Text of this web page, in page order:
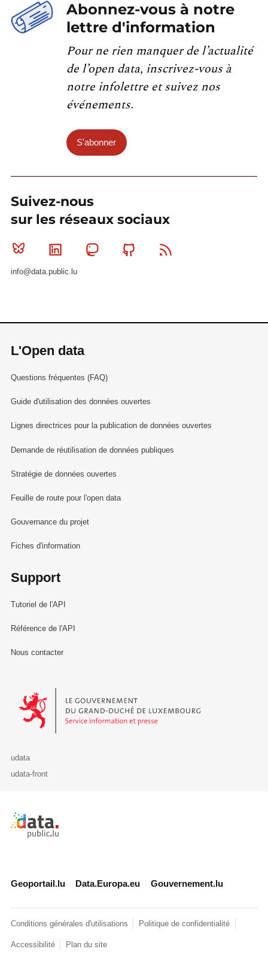
Abonnez-vous à notre
lettre d'information
Pour ne rien manquer de l’actualité
de l’open data, inscrivez-vous à
notre infolettre et suivez nos
événements.
S'abonner
Suivez-nous
sur les réseaux sociaux
Bluesky Linkedin MastodonGithub
info@data.public.lu
L'Open data
Questions fréquentes (FAQ)
Guide d'utilisation des données ouvertes
Lignes directrices pour la publication de données ouvertes
Demande de réutilisation de données publiques
Stratégie de données ouvertes
Feuille de route pour l'open data
Gouvernance du projet
Fiches d'information
Support
Tutoriel de l'API
Référence de l'API
Nous contacter
Le Gouvernement du Grand-Duché de Luxembourg - Service
udata
udata-front
Retour à l'accueil de data.public.lu
Geoportail.lu Data.Europa.eu Gouvernement.lu
Conditions générales d'utilisations Politique de confidentialité
Accessibilité Plan du site